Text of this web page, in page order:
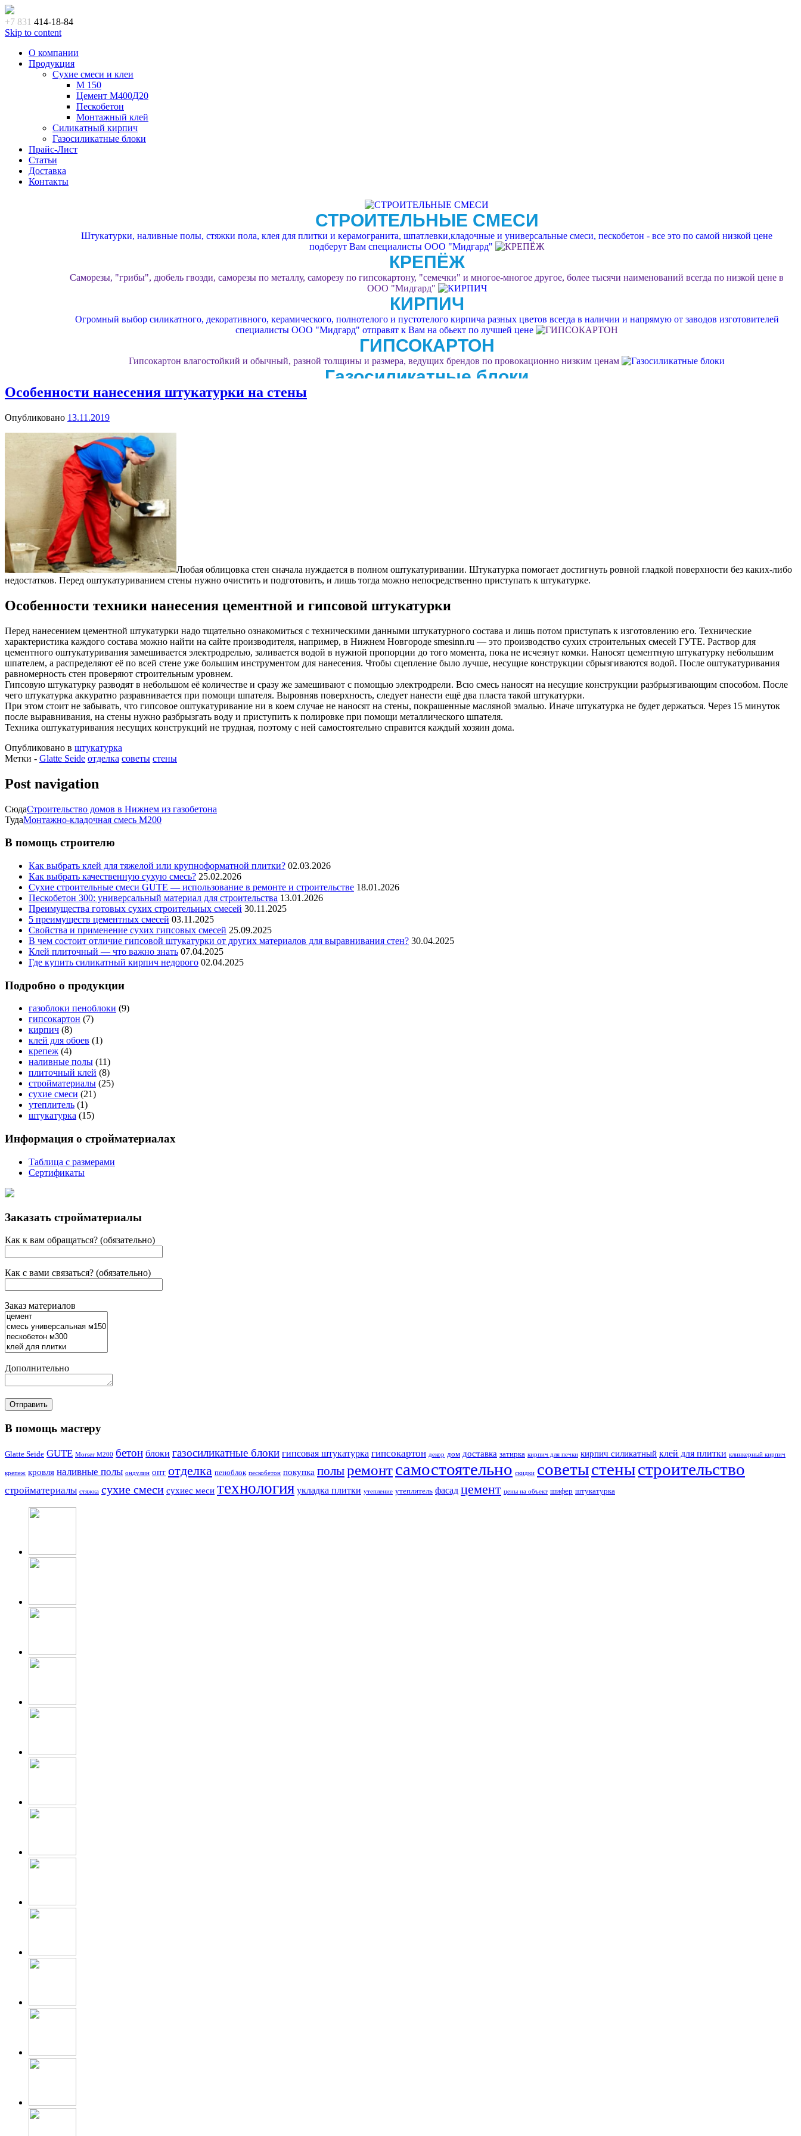
+7 831 414-18-84
Skip to content
О компании
Продукция
Сухие смеси и клеи
M 150
Цемент М400Д20
Пескобетон
Монтажный клей
Силикатный кирпич
Газосиликатные блоки
Прайс-Лист
Статьи
Доставка
Контакты
СТРОИТЕЛЬНЫЕ СМЕСИ
Штукатурки, наливные полы, стяжки пола, клея для плитки и керамогранита, шпатлевки,кладочные и универсальные смеси, пескобетон - все это по самой низкой цене
подберут Вам специалисты ООО "Мидгард"
КРЕПЁЖ
Саморезы, "грибы", дюбель гвозди, саморезы по металлу, саморезу по гипсокартону, "семечки" и многое-многое другое, более тысячи наименований всегда по низкой цене в
ООО "Мидгард"
КИРПИЧ
Огромный выбор силикатного, декоративного, керамического, полнотелого и пустотелого кирпича разных цветов всегда в наличии и напрямую от заводов изготовителей
специалисты ООО "Мидгард" отправят к Вам на обьект по лучшей цене
ГИПСОКАРТОН
Гипсокартон влагостойкий и обычный, разной толщины и размера, ведущих брендов по провокационно низким ценам
Газосиликатные блоки
Газосиликатный блок от лидирующих заводов изготовителей по уникально низкой цене с доставкой на участок или объект, возможна разгрузка, фурные поставки еще
Утеплитель базальтовый и минвата, пенопласт в любых объёмах и под любые цели. Поможет с выбором Ваш личный менеджер в стройдисконте "Мидгард"
Подошли к этапу отделки фасадов? Специалист стройдисконта "Мидгард" подберу комплекс материалов, для долговечной, качественной и недорогой отделки фасада
Особенности нанесения штукатурки на стены
Опубликовано 13.11.2019
Любая облицовка стен сначала нуждается в полном оштукатуривании. Штукатурка помогает достигнуть ровной гладкой поверхности без каких-либо
недостатков. Перед оштукатуриванием стены нужно очистить и подготовить, и лишь тогда можно непосредственно приступать к штукатурке.
Особенности техники нанесения цементной и гипсовой штукатурки
Перед нанесением цементной штукатурки надо тщательно ознакомиться с техническими данными штукатурного состава и лишь потом приступать к изготовлению его. Технические
характеристика каждого состава можно найти на сайте производителя, например, в Нижнем Новгороде smesinn.ru — это производство сухих строительных смесей ГУТЕ. Раствор для
цементного оштукатуривания замешивается электродрелью, заливается водой в нужной пропорции до того момента, пока не исчезнут комки. Наносят цементную штукатурку небольшим
шпателем, а распределяют её по всей стене уже большим инструментом для нанесения. Чтобы сцепление было лучше, несущие конструкции сбрызгиваются водой. После оштукатуривания
равномерность стен проверяют строительным уровнем.
Гипсовую штукатурку разводят в небольшом её количестве и сразу же замешивают с помощью электродрели. Всю смесь наносят на несущие конструкции разбрызгивающим способом. После
чего штукатурка аккуратно разравнивается при помощи шпателя. Выровняв поверхность, следует нанести ещё два пласта такой штукатурки.
При этом стоит не забывать, что гипсовое оштукатуривание ни в коем случае не наносят на стены, покрашенные масляной эмалью. Иначе штукатурка не будет держаться. Через 15 минуток
после выравнивания, на стены нужно разбрызгать воду и приступить к полировке при помощи металлического шпателя.
Техника оштукатуривания несущих конструкций не трудная, поэтому с ней самостоятельно справится каждый хозяин дома.
Опубликовано в штукатурка
Метки - Glatte Seide отделка советы стены
Post navigation
СюдаСтроительство домов в Нижнем из газобетона
ТудаМонтажно-кладочная смесь M200
В помощь строителю
Как выбрать клей для тяжелой или крупноформатной плитки? 02.03.2026
Как выбрать качественную сухую смесь? 25.02.2026
Сухие строительные смеси GUTE — использование в ремонте и строительстве 18.01.2026
Пескобетон 300: универсальный материал для строительства 13.01.2026
Преимущества готовых сухих строительных смесей 30.11.2025
5 преимуществ цементных смесей 03.11.2025
Свойства и применение сухих гипсовых смесей 25.09.2025
В чем состоит отличие гипсовой штукатурки от других материалов для выравнивания стен? 30.04.2025
Клей плиточный — что важно знать 07.04.2025
Где купить силикатный кирпич недорого 02.04.2025
Подробно о продукции
газоблоки пеноблоки (9)
гипсокартон (7)
кирпич (8)
клей для обоев (1)
крепеж (4)
наливные полы (11)
плиточный клей (8)
стройматериалы (25)
сухие смеси (21)
утеплитель (1)
штукатурка (15)
Информация о стройматериалах
Таблица с размерами
Сертификаты
Заказать стройматериалы
Как к вам обращаться? (обязательно)
Как с вами связаться? (обязательно)
Заказ материалов
Дополнительно
В помощь мастеру
Glatte Seide GUTE Morser M200 бетон блоки газосиликатные блоки гипсовая штукатурка гипсокартон декор дом доставка затирка кирпич для печки кирпич силикатный клей для плитки клинкерный кирпич
крепеж кровля наливные полы ондулин опт отделка пеноблок пескобетон покупка полыремонтсамостоятельно скидки советыстеныстроительство
стройматериалы стяжка сухие смеси сухиес меси технология укладка плитки утепление утеплитель фасад цемент цены на объект шифер штукатурка